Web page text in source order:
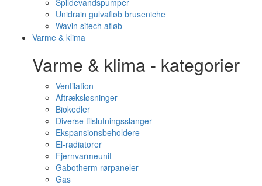
Spildevandspumper
Unidrain gulvafløb bruseniche
Wavin sitech afløb
Varme & klima
Varme & klima - kategorier
Ventilation
Aftræksløsninger
Biokedler
Diverse tilslutningsslanger
Ekspansionsbeholdere
El-radiatorer
Fjernvarmeunit
Gabotherm rørpaneler
Gas